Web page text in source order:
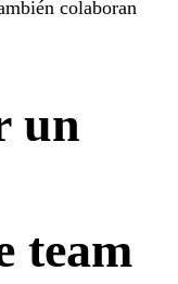
colaboran
un
team